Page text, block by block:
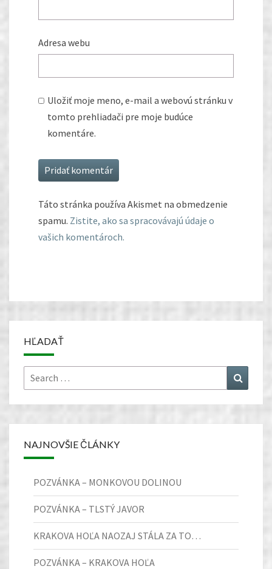
Adresa webu
Uložiť moje meno, e-mail a webovú stránku v
tomto prehliadači pre moje budúce
komentáre.
Táto stránka používa Akismet na obmedzenie
spamu. Zistite, ako sa spracovávajú údaje o
vašich komentároch.
HĽADAŤ
Search
for:
NAJNOVŠIE ČLÁNKY
POZVÁNKA – MONKOVOU DOLINOU
POZVÁNKA – TLSTÝ JAVOR
KRAKOVA HOĽA NAOZAJ STÁLA ZA TO…
POZVÁNKA – KRAKOVA HOĽA